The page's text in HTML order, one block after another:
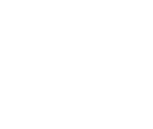
till annan webbplats,